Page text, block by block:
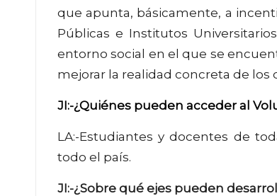
que apunta, básicamente, a
Públicas e Institutos
entorno social en el que se
mejorar la realidad concreta de los
JI:-¿Quiénes pueden acceder al
LA:-Estudiantes y docentes de
todo el país.
JI:-¿Sobre qué ejes pueden